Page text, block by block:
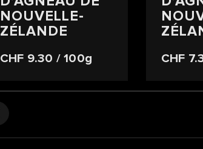
NOUVELLE-
ZÉLANDE
CHF 9.30 / 100g CHF